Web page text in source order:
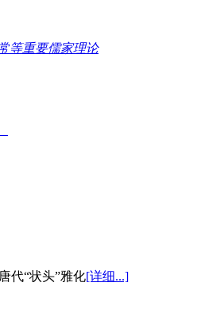
等重要儒家理论
代“状头”雅化[详细...]